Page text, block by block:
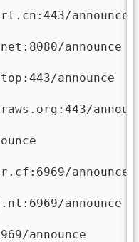
announce
announce
announce
announce
announce
announce